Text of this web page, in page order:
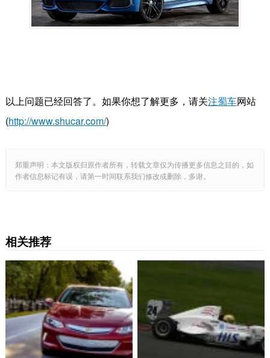
以上问题已经回答了。如果你想了解更多，请关注蜀车网站
(http://www.shucar.com/)
郑重声明：本文版权归原作者所有，转载文章仅为传播更多信息之目的，如
作者信息标记有误，请第一时间联系我们修改或删除，多谢。
相关推荐